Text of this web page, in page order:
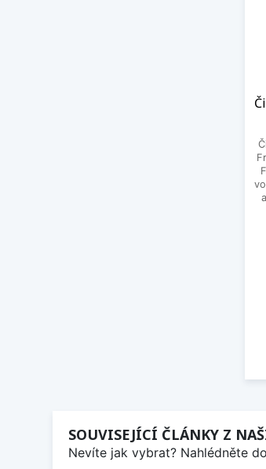
SOUVISEJÍCÍ ČLÁNKY Z
Nevíte jak vybrat? Nahlédněte